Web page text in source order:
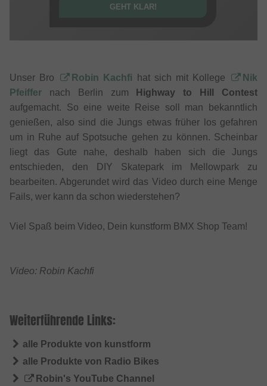
GEHT KLAR!
Unser Bro Robin Kachfi hat sich mit Kollege
Nik
Pfeiffer nach Berlin zum
Highway to Hill Contest
aufgemacht. So eine weite Reise soll man bekanntlich
genießen, also sind die Jungs etwas früher los gefahren
um in Ruhe auf Spotsuche gehen zu können. Scheinbar
liegt das Gute nahe, deshalb haben sich die Jungs
entschieden, den DIY Skatepark im Mellowpark zu
bearbeiten. Abgerundet wird das Video durch eine Menge
Fails, wer kann da schon wiederstehen?
Viel Spaß beim Video, Dein kunstform BMX Shop Team!
Video: Robin Kachfi
Weiterführende Links:
alle Produkte von kunstform
alle Produkte von Radio Bikes
Robin's YouTube Channel